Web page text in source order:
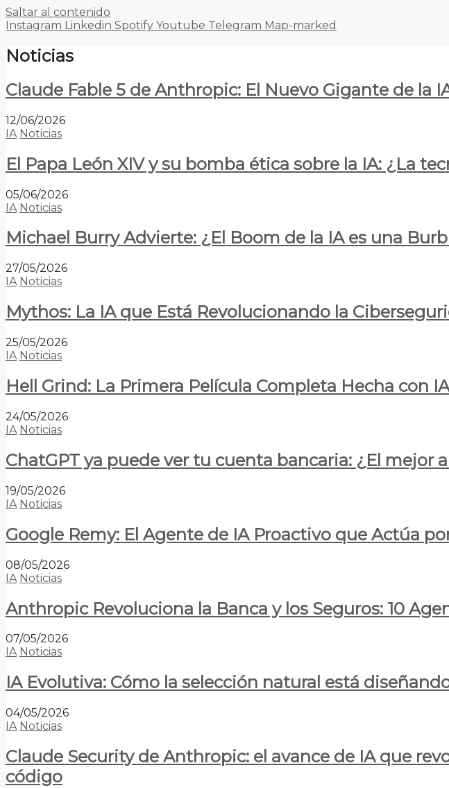
Saltar al contenido
Instagram Linkedin Spotify Youtube Telegram Map-marked
Noticias
Claude Fable 5 de Anthropic: El Nuevo Gigante de
12/06/2026
IA Noticias
El Papa León XIV y su bomba ética sobre la IA: ¿La
05/06/2026
IA Noticias
Michael Burry Advierte: ¿El Boom de la IA es una
27/05/2026
IA Noticias
Mythos: La IA que Está Revolucionando la
25/05/2026
IA Noticias
Hell Grind: La Primera Película Completa Hecha con
24/05/2026
IA Noticias
ChatGPT ya puede ver tu cuenta bancaria: ¿El
19/05/2026
IA Noticias
Google Remy: El Agente de IA Proactivo que Actúa
08/05/2026
IA Noticias
Anthropic Revoluciona la Banca y los Seguros: 10
07/05/2026
IA Noticias
IA Evolutiva: Cómo la selección natural está
04/05/2026
IA Noticias
Claude Security de Anthropic: el avance de IA que
código